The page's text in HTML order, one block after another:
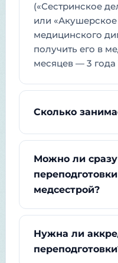
(«Сестринское
или «Акушерское
медицинского
получить его в
месяцев — 3 года
Сколько
Можно ли
медсестрой?
Нужна ли